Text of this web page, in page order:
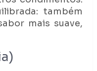
também
mais suave,